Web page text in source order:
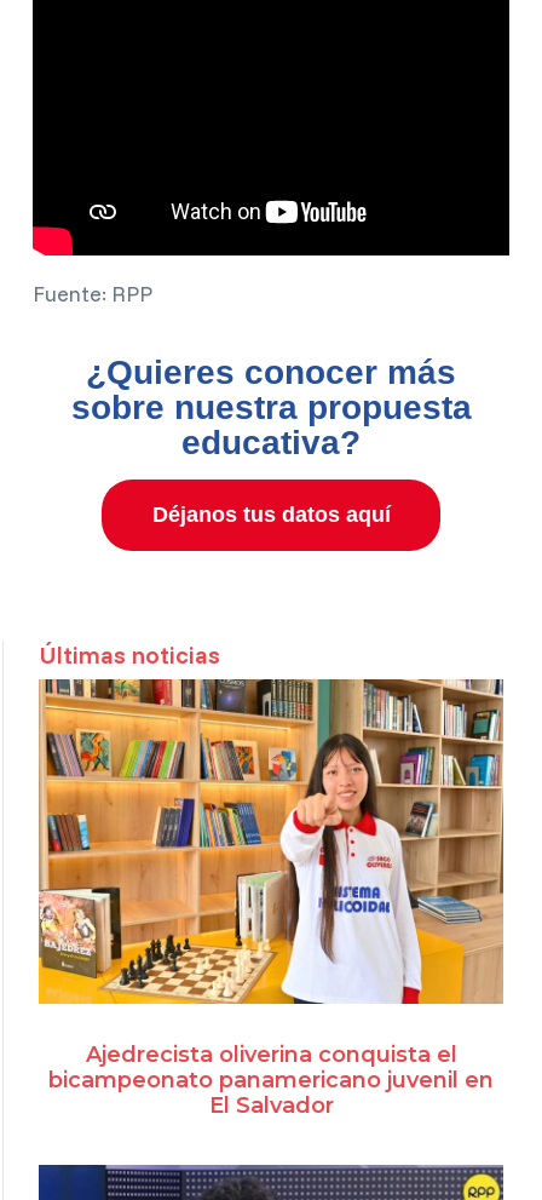
Fuente: RPP
¿Quieres conocer más
sobre nuestra propuesta
educativa?
Déjanos tus datos aquí
Últimas noticias
Ajedrecista oliverina conquista el
bicampeonato panamericano juvenil en
El Salvador